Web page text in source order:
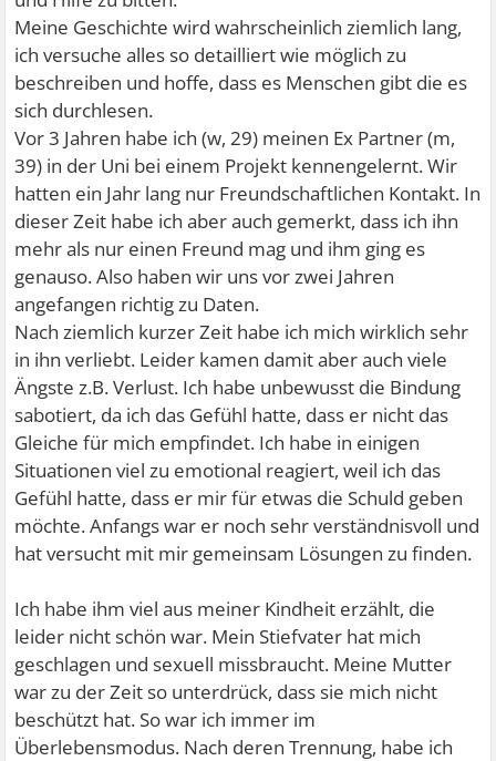
Meine Geschichte wird wahrscheinlich ziemlich lang,
ich versuche alles so detailliert wie möglich zu
beschreiben und hoffe, dass es Menschen gibt die es
sich durchlesen.
Vor 3 Jahren habe ich (w, 29) meinen Ex Partner (m,
39) in der Uni bei einem Projekt kennengelernt. Wir
hatten ein Jahr lang nur Freundschaftlichen Kontakt. In
dieser Zeit habe ich aber auch gemerkt, dass ich ihn
mehr als nur einen Freund mag und ihm ging es
genauso. Also haben wir uns vor zwei Jahren
angefangen richtig zu Daten.
Nach ziemlich kurzer Zeit habe ich mich wirklich sehr
in ihn verliebt. Leider kamen damit aber auch viele
Ängste z.B. Verlust. Ich habe unbewusst die Bindung
sabotiert, da ich das Gefühl hatte, dass er nicht das
Gleiche für mich empfindet. Ich habe in einigen
Situationen viel zu emotional reagiert, weil ich das
Gefühl hatte, dass er mir für etwas die Schuld geben
möchte. Anfangs war er noch sehr verständnisvoll und
hat versucht mit mir gemeinsam Lösungen zu finden.
Ich habe ihm viel aus meiner Kindheit erzählt, die
leider nicht schön war. Mein Stiefvater hat mich
geschlagen und sexuell missbraucht. Meine Mutter
war zu der Zeit so unterdrück, dass sie mich nicht
beschützt hat. So war ich immer im
Überlebensmodus. Nach deren Trennung, habe ich